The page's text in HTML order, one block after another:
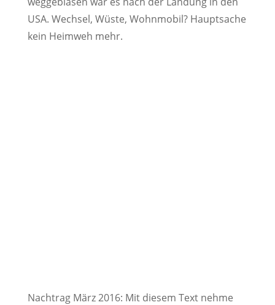
USA. Wechsel, Wüste, Wohnmobil? Hauptsache
kein Heimweh mehr.
Nachtrag März 2016: Mit diesem Text nehme